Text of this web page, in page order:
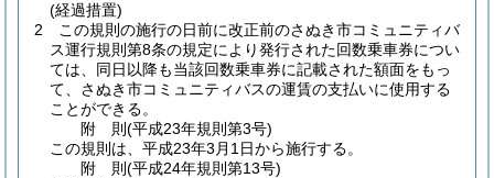
(経過措置)
2
この規則の施行の日前に改正前のさぬき市コミュニティバ
ス運行規則第8条の規定により発行された回数乗車券につい
ては、同日以降も当該回数乗車券に記載された額面をもっ
て、さぬき市コミュニティバスの運賃の支払いに使用する
ことができる。
附 則(平成23年規則第3号)
この規則は、平成23年3月1日から施行する。
附 則(平成24年規則第13号)